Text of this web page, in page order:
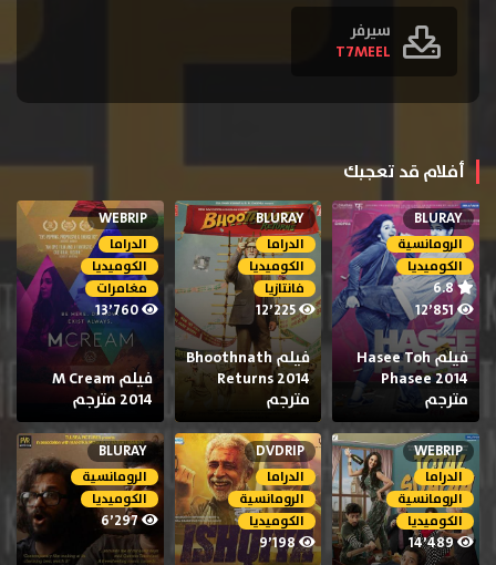
سيرفر
T7MEEL
أفلام قد تعجبك
BLURAY
الرومانسية
الكوميديا
6.8
12٬851
فيلم Hasee Toh
Phasee 2014
مترجم
BLURAY
الدراما
الكوميديا
فانتازيا
12٬225
فيلم Bhoothnath
Returns 2014
مترجم
WEBRIP
الدراما
الكوميديا
مغامرات
13٬760
فيلم M Cream
2014 مترجم
WEBRIP
الدراما
الرومانسية
الكوميديا
14٬489
DVDRIP
الدراما
الرومانسية
الكوميديا
9٬198
BLURAY
الرومانسية
الكوميديا
6٬297